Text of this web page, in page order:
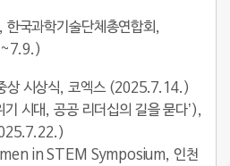
한국과학기술단체총연합회,
상 시상식, 코엑스 (2025.7.14.)
시대, 공공 리더십의 길을 묻다’),
in STEM Symposium, 인천